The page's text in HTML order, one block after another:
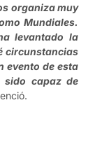
organiza muy
Mundiales.
levantado la
circunstancias
evento de esta
sido capaz de